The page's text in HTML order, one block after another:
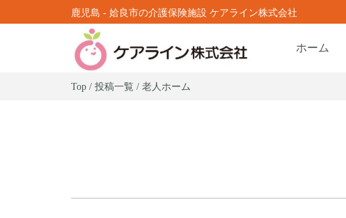
鹿児島 - 姶良市の介護保険施設 ケアライン株式会社
ホーム
Top / 投稿一覧 / 老人ホーム